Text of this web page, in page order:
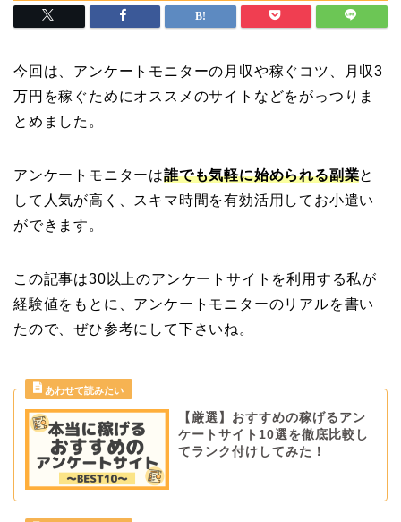
今回は、アンケートモニターの月収や稼ぐコツ、月収3
万円を稼ぐためにオススメのサイトなどをがっつりま
とめました。
アンケートモニターは誰でも気軽に始められる副業と
して人気が高く、スキマ時間を有効活用してお小遣い
ができます。
この記事は30以上のアンケートサイトを利用する私が
経験値をもとに、アンケートモニターのリアルを書い
たので、ぜひ参考にして下さいね。
【厳選】おすすめの稼げるアン
ケートサイト10選を徹底比較し
てランク付けしてみた！